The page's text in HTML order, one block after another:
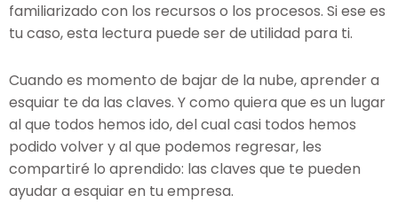
familiarizado con los recursos o los procesos. Si ese es
tu caso, esta lectura puede ser de utilidad para ti.
Cuando es momento de bajar de la nube, aprender a
esquiar te da las claves. Y como quiera que es un lugar
al que todos hemos ido, del cual casi todos hemos
podido volver y al que podemos regresar, les
compartiré lo aprendido: las claves que te pueden
ayudar a esquiar en tu empresa.